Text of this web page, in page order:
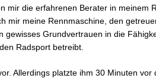
mir die erfahrenen Berater in meinem
mir meine Rennmaschine, den
Grundvertrauen in die
Radsport betreibt.
Allerdings platzte ihm 30 Minuten vor